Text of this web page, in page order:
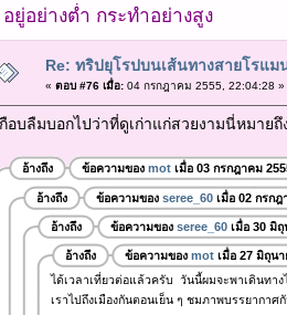
อยู่อย่างต่ำ กระทำอย่างสูง
Re: ทริปยุโรปบนเส้นทางสายโรแม
« ตอบ #76 เมื่อ:04 กรกฎาคม 2555, 22:04:28 »
กือบลืมบอกไปว่าที่ดูเก่าแก่สวยงามนี่หมาย
อ้างถึง ข้อความของ motเมื่อ 03 กรกฎาคม
อ้างถึง ข้อความของ seree_60เมื่อ 02 กรกฎ
อ้างถึง ข้อความของ seree_60เมื่อ 30 มิถุ
อ้างถึง ข้อความของ motเมื่อ 27 มิถุนา
ได้เวลาเที่ยวต่อแล้วครับ วันนี้ผมจะพาเดินทา
เราไปถึงเมืองกันตอนเย็น ๆ ชมภาพบรรยากาศ